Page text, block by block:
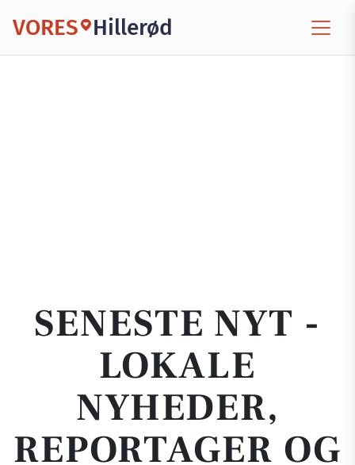
VORES Hillerød
SENESTE NYT -
LOKALE
NYHEDER,
REPORTAGER OG